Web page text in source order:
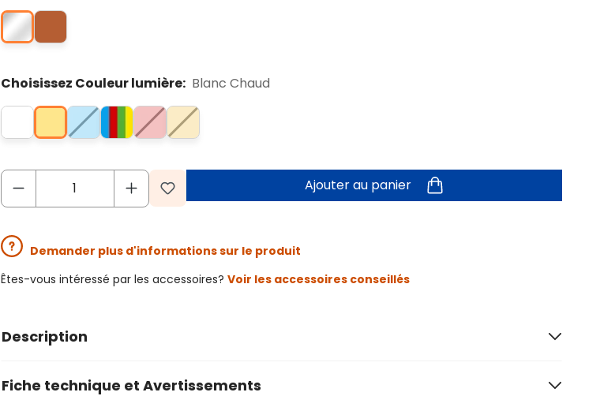
Choisissez Couleur lumière: Blanc Chaud
Ajouter au panier
Demander plus d'informations sur le produit
Êtes-vous intéressé par les accessoires? Voir les accessoires conseillés
Description
Fiche technique et Avertissements